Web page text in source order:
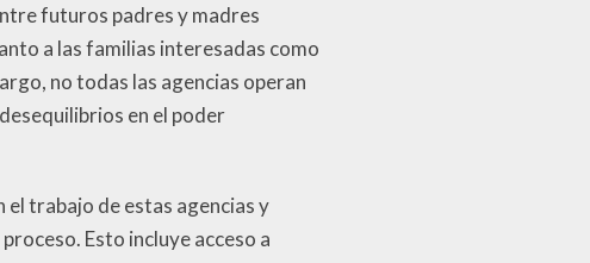
futuros padres y madres
a las familias interesadas como
no todas las agencias operan
en el poder
trabajo de estas agencias y
Esto incluye acceso a